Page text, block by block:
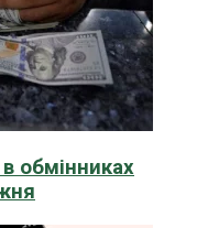
обмінниках